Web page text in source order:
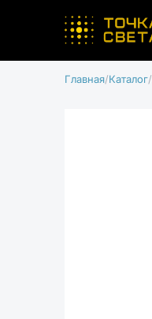
Главная Каталог